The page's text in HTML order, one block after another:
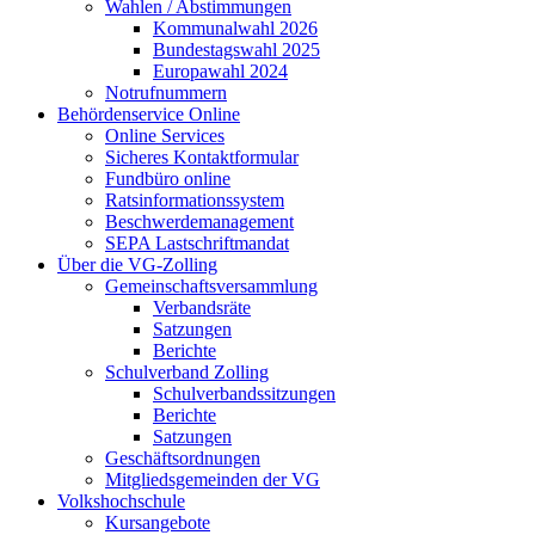
Wahlen / Abstimmungen
Kommunalwahl 2026
Bundestagswahl 2025
Europawahl 2024
Notrufnummern
Behördenservice Online
Online Services
Sicheres Kontaktformular
Fundbüro online
Ratsinformationssystem
Beschwerdemanagement
SEPA Lastschriftmandat
Über die VG-Zolling
Gemeinschaftsversammlung
Verbandsräte
Satzungen
Berichte
Schulverband Zolling
Schulverbandssitzungen
Berichte
Satzungen
Geschäftsordnungen
Mitgliedsgemeinden der VG
Volkshochschule
Kursangebote